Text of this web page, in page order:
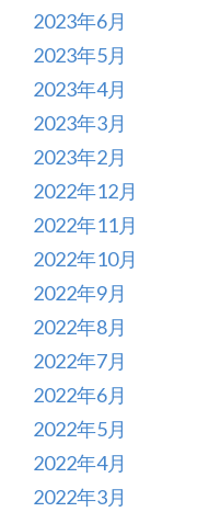
2023年6月
2023年5月
2023年4月
2023年3月
2023年2月
2022年12月
2022年11月
2022年10月
2022年9月
2022年8月
2022年7月
2022年6月
2022年5月
2022年4月
2022年3月